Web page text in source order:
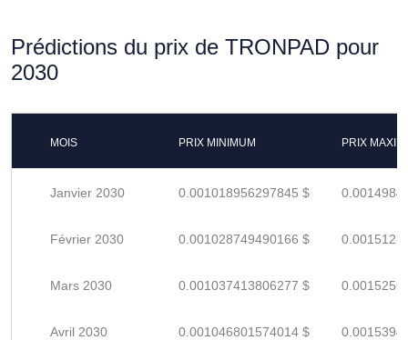
Prédictions du prix de TRONPAD pour
2030
MOIS PRIX MINIMUM PRIX
Janvier 2030 0.001018956297845 $
Février 2030 0.001028749490166 $
Mars 2030 0.001037413806277 $
Avril 2030 0.001046801574014 $